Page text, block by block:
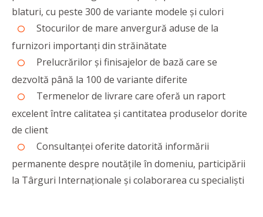
blaturi, cu peste 300 de variante modele și culori
Stocurilor de mare anvergură aduse de la
furnizori importanți din străinătate
Prelucrărilor și finisajelor de bază care se
dezvoltă până la 100 de variante diferite
Termenelor de livrare care oferă un raport
excelent între calitatea și cantitatea produselor dorite
de client
Consultanței oferite datorită informării
permanente despre noutățile în domeniu, participării
la Târguri Internaționale și colaborarea cu specialiști